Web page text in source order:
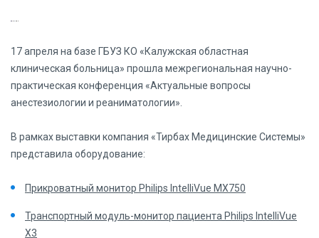
17 апреля на базе ГБУЗ КО «Калужская областная
клиническая больница» прошла межрегиональная научно-
практическая конференция «Актуальные вопросы
анестезиологии и реаниматологии».
В рамках выставки компания «Тирбах Медицинские Системы»
представила оборудование:
Прикроватный монитор Philips IntelliVue MX750
Транспортный модуль-монитор пациента Philips IntelliVue
X3